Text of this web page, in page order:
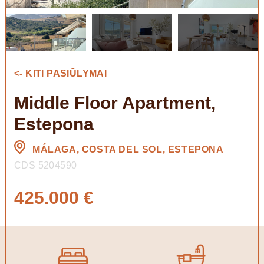
<- KITI PASIŪLYMAI
Middle Floor Apartment,
Estepona
MÁLAGA, COSTA DEL SOL, ESTEPONA
CDS 5204590
425.000 €